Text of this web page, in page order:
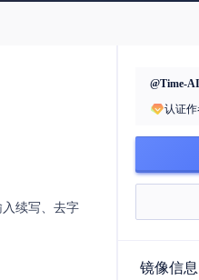
续写、去字
@Time-AI
认证
镜像信息